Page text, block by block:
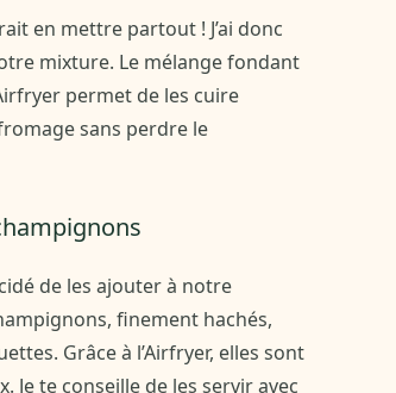
en mettre partout ! J’ai donc
mixture. Le mélange fondant
permet de les cuire
sans perdre le
de les ajouter à notre
finement hachés,
Grâce à l’Airfryer, elles sont
te conseille de les servir avec